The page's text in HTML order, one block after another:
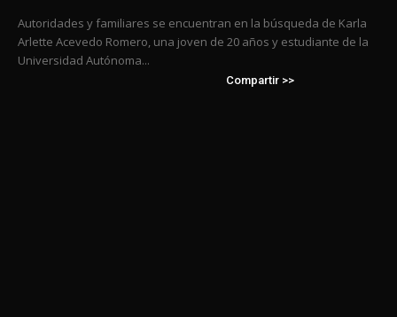
Autoridades y familiares se encuentran en la búsqueda de Karla
Arlette Acevedo Romero, una joven de 20 años y estudiante de la
Universidad Autónoma...
Compartir >>